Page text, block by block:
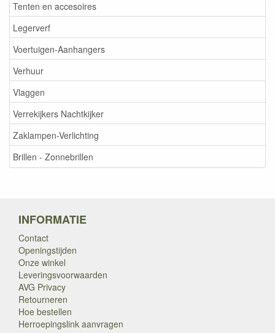
Tenten en accesoires
Legerverf
Voertuigen-Aanhangers
Verhuur
Vlaggen
Verrekijkers Nachtkijker
Zaklampen-Verlichting
Brillen - Zonnebrillen
INFORMATIE
Contact
Openingstijden
Onze winkel
Leveringsvoorwaarden
AVG Privacy
Retourneren
Hoe bestellen
Herroepingslink aanvragen